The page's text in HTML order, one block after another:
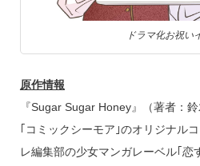
ドラマ化お祝い
原作情報
『Sugar Sugar Honey』（著者：鈴
｢コミックシーモア｣のオリジナル
レ編集部の少女マンガレーベル｢恋